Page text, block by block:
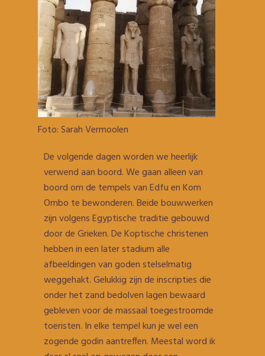
Foto: Sarah Vermoolen
De volgende dagen worden we heerlijk
verwend aan boord. We gaan alleen van
boord om de tempels van Edfu en Kom
Ombo te bewonderen. Beide bouwwerken
zijn volgens Egyptische traditie gebouwd
door de Grieken. De Koptische christenen
hebben in een later stadium alle
afbeeldingen van goden stelselmatig
weggehakt. Gelukkig zijn de inscripties die
onder het zand bedolven lagen bewaard
gebleven voor de massaal toegestroomde
toeristen. In elke tempel kun je wel een
zogende godin aantreffen. Meestal word ik